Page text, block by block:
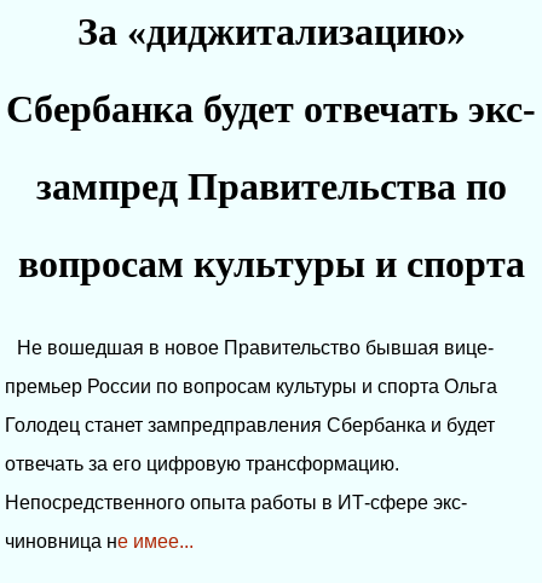
За «диджитализацию»
Сбербанка будет отвечать экс-
зампред Правительства по
вопросам культуры и спорта
Не вошедшая в новое Правительство бывшая вице-
премьер России по вопросам культуры и спорта Ольга
Голодец станет зампредправления Сбербанка и будет
отвечать за его цифровую трансформацию.
Непосредственного опыта работы в ИТ-сфере экс-
чиновница не имее...